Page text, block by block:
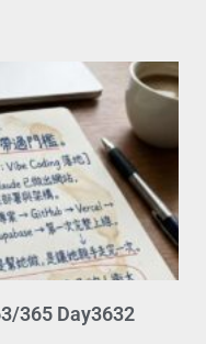
365 Day3632